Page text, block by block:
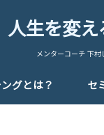
人生を変え
メンターコーチ 下
グとは？ セ